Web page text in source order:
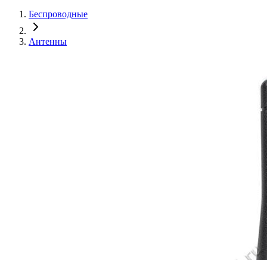
Беспроводные
Антенны